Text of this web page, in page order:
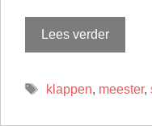
Lees verder
Tags
klappen, meester,